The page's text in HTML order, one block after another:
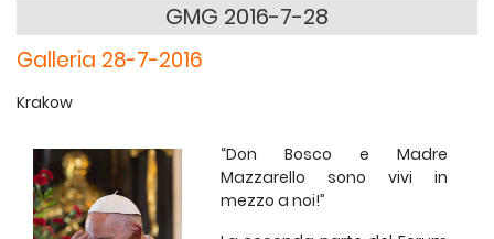
GMG 2016-7-28
Galleria 28-7-2016
Krakow
“Don Bosco e Madre
Mazzarello sono vivi in
mezzo a noi!”